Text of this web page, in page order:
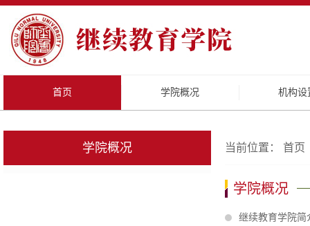
首页 学院概况 机构设
学院概况 当前位置： 首页
学院概况
继续教育学院简